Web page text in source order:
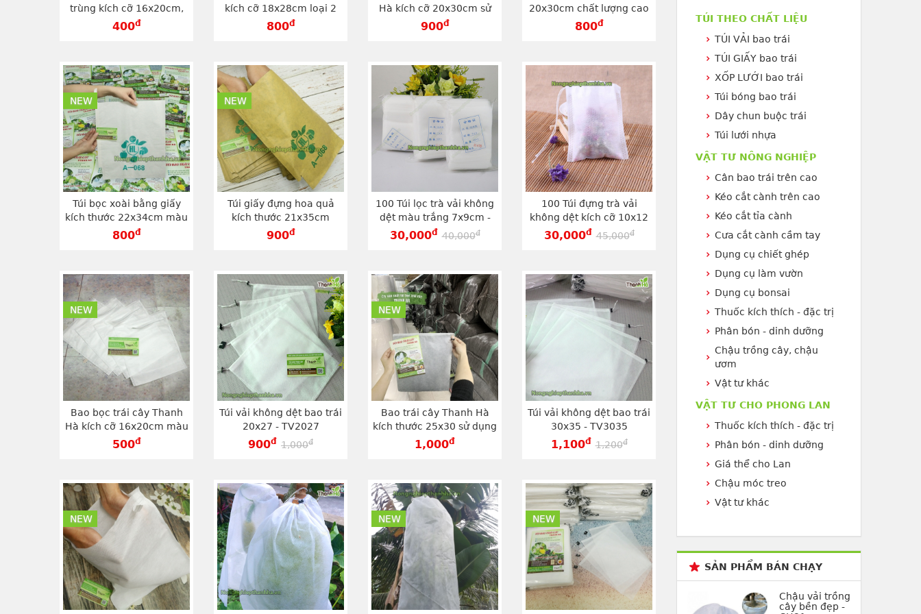
trùng kích cỡ 16x20cm,
túi giấy sáp trắng hiệu
400đ
kích cỡ 18x28cm loại 2
lớp màu vàng - TG1828V
800đ
Hà kích cỡ 20x30cm sử
dụng dây kẽm - TG2030V
900đ
20x30cm chất lượng cao
hiệu Thanh Hà - TG2030T
800đ
Túi bọc xoài bằng giấy
kích thước 22x34cm màu
trắng - TG2234T
800đ
NEW
Túi giấy đựng hoa quả
kích thước 21x35cm
chuyên dụng - TG2135V
900đ
NEW
100 Túi lọc trà vải không
dệt màu trắng 7x9cm -
TV79
30,000đ 40,000đ
100 Túi đựng trà vải
không dệt kích cỡ 10x12
có dây rút - TV1012
30,000đ 45,000đ
Bao bọc trái cây Thanh
Hà kích cỡ 16x20cm màu
trắng - TV1620
500đ
NEW
Túi vải không dệt bao trái
20x27 - TV2027
900đ 1,000đ
Bao trái cây Thanh Hà
kích thước 25x30 sử dụng
dây rút, có thể tái sử dụng
1,000đ
NEW
Túi vải không dệt bao trái
30x35 - TV3035
1,100đ 1,200đ
NEW NEW NEW
TÚI THEO CHẤT LIỆU
TÚI VẢI bao trái
TÚI GIẤY bao trái
XỐP LƯỚI bao trái
Túi bóng bao trái
Dây chun buộc trái
Túi lưới nhựa
VẬT TƯ NÔNG NGHIỆP
Cân bao trái trên cao
Kéo cắt cành trên cao
Kéo cắt tỉa cành
Cưa cắt cành cầm tay
Dụng cụ chiết ghép
Dụng cụ làm vườn
Dụng cụ bonsai
Thuốc kích thích - đặc trị
Phân bón - dinh dưỡng
Chậu trồng cây, chậu
ươm
Vật tư khác
VẬT TƯ CHO PHONG LAN
Thuốc kích thích - đặc trị
Phân bón - dinh dưỡng
Giá thể cho Lan
Chậu móc treo
Vật tư khác
SẢN PHẨM BÁN CHẠY
Chậu vải trồng
cây bền đẹp -